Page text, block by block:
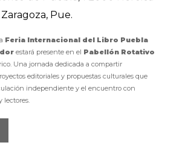
Pue.
Feria Internacional del Libro Puebla
estará presente en el Pabellón Rotativo
Una jornada dedicada a compartir
editoriales y propuestas culturales que
independiente y el encuentro con
lectores.